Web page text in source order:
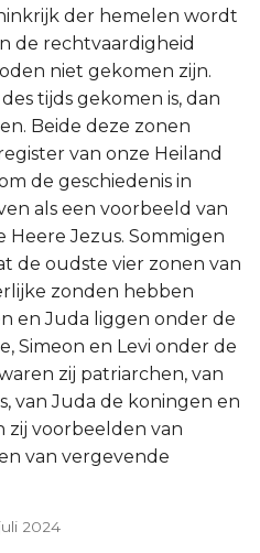
der hemelen wordt
de rechtvaardigheid
niet gekomen zijn.
tijds gekomen is, dan
Beide deze zonen
van onze Heiland
de geschiedenis in
als een voorbeeld van
Jezus. Sommigen
de oudste vier zonen van
zonden hebben
en Juda liggen onder de
Simeon en Levi onder de
zij patriarchen, van
van Juda de koningen en
zij voorbeelden van
van vergevende
2024